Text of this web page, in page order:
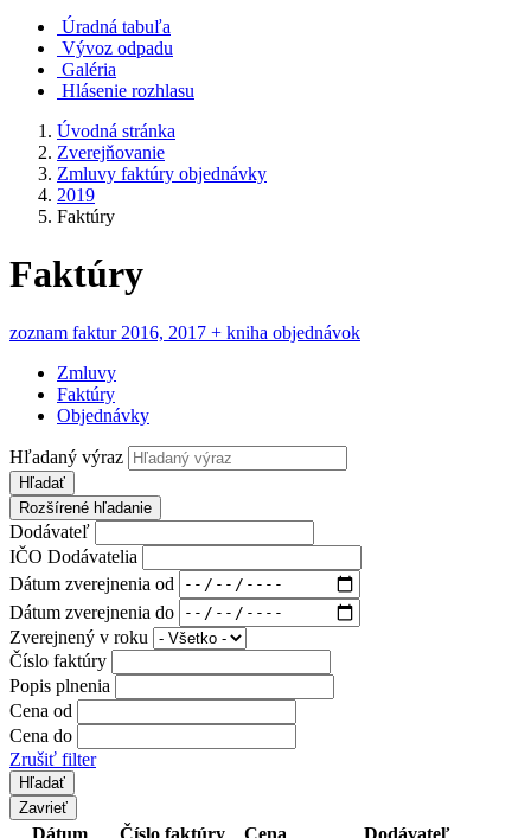
Úradná tabuľa
Vývoz odpadu
Galéria
Hlásenie rozhlasu
Úvodná stránka
Zverejňovanie
Zmluvy faktúry objednávky
2019
Faktúry
Faktúry
zoznam faktur 2016, 2017 + kniha objednávok
Zmluvy
Faktúry
Objednávky
Hľadaný výraz
Hľadať
Rozšírené hľadanie
Dodávateľ
IČO Dodávatelia
Dátum zverejnenia od
Dátum zverejnenia do
Zverejnený v roku
Číslo faktúry
Popis plnenia
Cena od
Cena do
Zrušiť filter
Zavrieť
Dátum
Číslo faktúry
Cena
Dodávateľ